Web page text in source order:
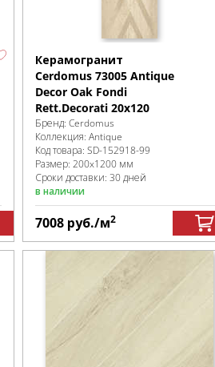
Керамогранит
Cerdomus 73005 Antique
Decor Oak Fondi
Rett.Decorati 20x120
Бренд: Cerdomus
Коллекция: Antique
Код товара: SD-152918-99
Размер: 200x1200 мм
Сроки доставки: 30 дней
в наличии
7008 руб./м2